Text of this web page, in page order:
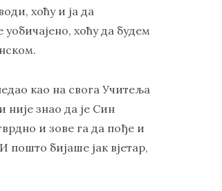
хоћу и ја да
хоћу да будем
као на свога Учитеља
није знао да је Син
и зове га да пође и
бијаше јак вјетар,